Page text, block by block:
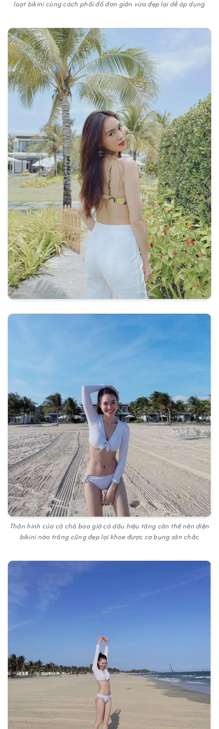
loạt bikini cùng cách phối đồ đơn giản vừa đẹp lại dễ áp dụng
Thân hình của cô chả bao giờ có dấu hiệu tăng cân thế nên diện
bikini nào trông cũng đẹp lại khoe được cơ bụng săn chắc